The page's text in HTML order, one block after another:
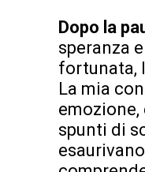
Dopo la
speranza
fortunata,
La mia
emozione,
spunti di